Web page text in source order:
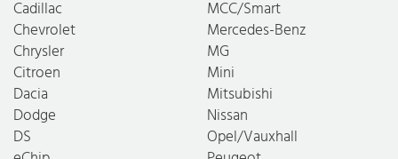
Cadillac
Chevrolet
Chrysler
Citroen
Dacia
Dodge
DS
MCC/Smart
Mercedes-Benz
MG
Mini
Mitsubishi
Nissan
Opel/Vauxhall